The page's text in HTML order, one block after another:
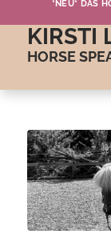
*NEU* DAS
KIRSTI
HORSE